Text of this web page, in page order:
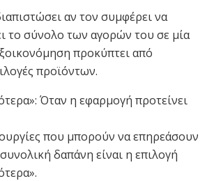
αν τον συμφέρει να
το σύνολο των αγορών του σε μία
προκύπτει από
προϊόντων.
Όταν η εφαρμογή προτείνει
που μπορούν να επηρεάσουν
δαπάνη είναι η επιλογή